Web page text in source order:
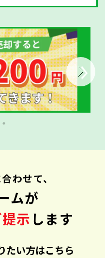
わせて、
ムが
示 します
たい方はこちら